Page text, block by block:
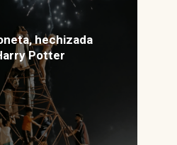
hechizada
Potter